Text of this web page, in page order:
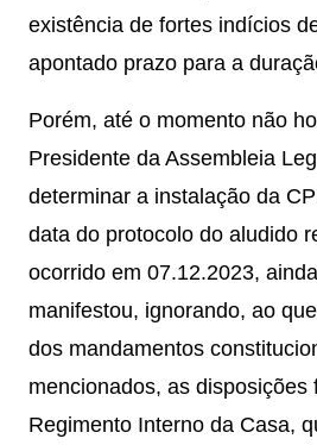
existência de fortes indícios
apontado prazo para a
Porém, até o momento não
Presidente da Assembleia
determinar a instalação da
data do protocolo do aludido
ocorrido em 07.12.2023,
manifestou, ignorando, ao
dos mandamentos
mencionados, as disposições
Regimento Interno da Casa,